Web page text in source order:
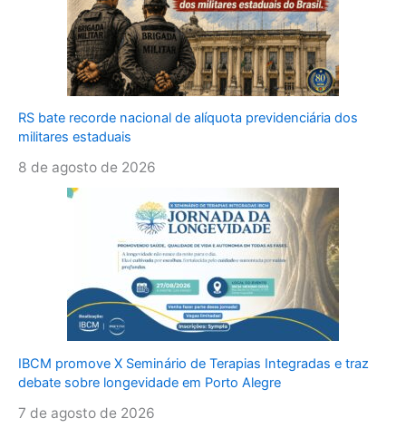
RS bate recorde nacional de alíquota previdenciária dos
militares estaduais
8 de agosto de 2026
IBCM promove X Seminário de Terapias Integradas e traz
debate sobre longevidade em Porto Alegre
7 de agosto de 2026